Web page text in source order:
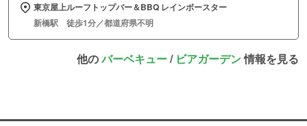
東京屋上ルーフトップバー＆BBQ レインボースター
新橋駅 徒歩1分／都道府県不明
他のバーベキュー/ ビアガーデン情報を見る